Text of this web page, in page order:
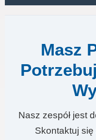
Masz
Nasz zespół jest
Skontaktuj